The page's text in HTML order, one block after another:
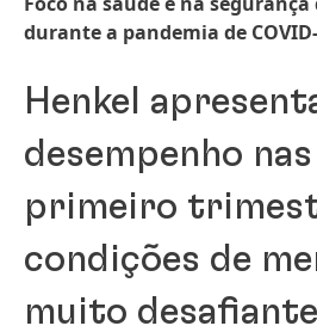
durante a pandemia de
Henkel
desempenho
primeiro
condições de
muito